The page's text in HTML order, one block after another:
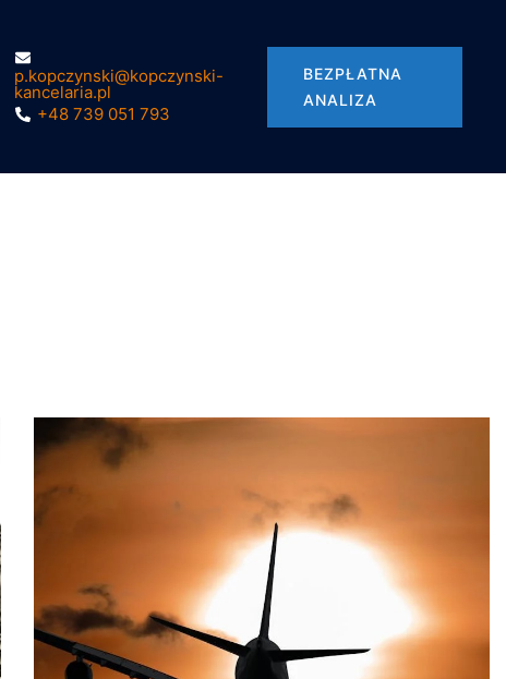
p.kopczynski@kopczynski-
kancelaria.pl
+48 739 051 793
BEZPŁATNA
ANALIZA